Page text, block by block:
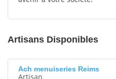
Artisans Disponibles
Ach menuiseries Reims
Artisan